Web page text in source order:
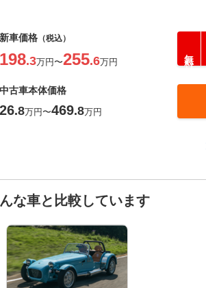
新車価格 （税込）
198.3万円〜255.6万円
中古車本体価格
26.8万円〜469.8万円
な車と比較しています